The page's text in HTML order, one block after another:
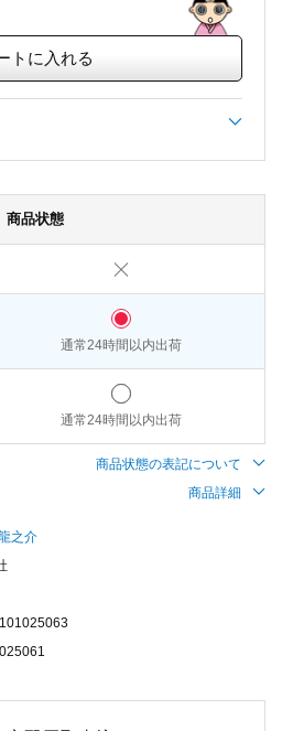
トに入れる
商品状態
通常24時間以内出荷
通常24時間以内出荷
商品状態の表記について
商品詳細
之介